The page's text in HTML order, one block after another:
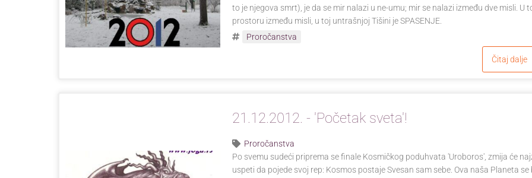
to je njegova smrt), je da se mir nalazi u ne-umu; mir se nalazi između dve misli. U
prostoru između misli, u toj untrašnjoj Tišini je SPASENJE.
Proročanstva
Čitaj dalje
21.12.2012. - 'Početak sveta'!
Proročanstva
Po svemu sudeći priprema se finale Kosmičkog poduhvata 'Uroboros', zmija će
uspeti da pojede svoj rep: Kosmos postaje Svesan sam sebe. Ova naša Planeta se